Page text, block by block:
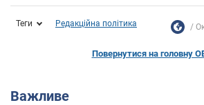
Теги Редакційна політика
Повернутися на головну
Важливе